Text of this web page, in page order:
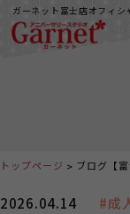
ガーネット富士店オフィシ
2026.04.14 #成
トップページ ブログ【富